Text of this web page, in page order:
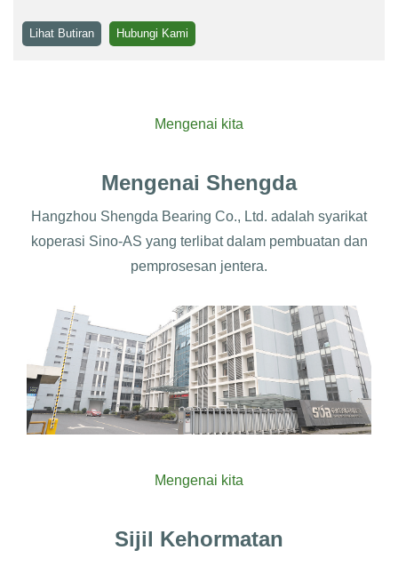
Lihat Butiran Hubungi Kami
Mengenai kita
Mengenai Shengda
Hangzhou Shengda Bearing Co., Ltd. adalah syarikat
koperasi Sino-AS yang terlibat dalam pembuatan dan
pemprosesan jentera.
Mengenai kita
Sijil Kehormatan